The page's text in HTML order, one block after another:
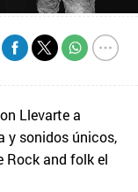
Llevarte a
y sonidos únicos,
Rock and folk el